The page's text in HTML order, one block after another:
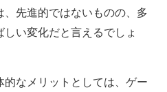
先進的ではないものの、多
い変化だと言えるでしょ
なメリットとしては、ゲー